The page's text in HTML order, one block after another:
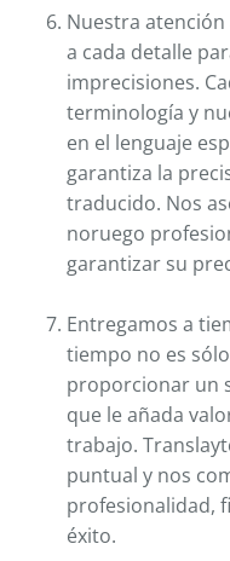
Nuestra
a cada detalle
imprecisiones.
terminología y
en el lenguaje
garantiza la
traducido. Nos
noruego
garantizar su
Entregamos a
tiempo no es
proporcionar un
que le añada
trabajo.
puntual y nos
profesionalidad,
éxito.